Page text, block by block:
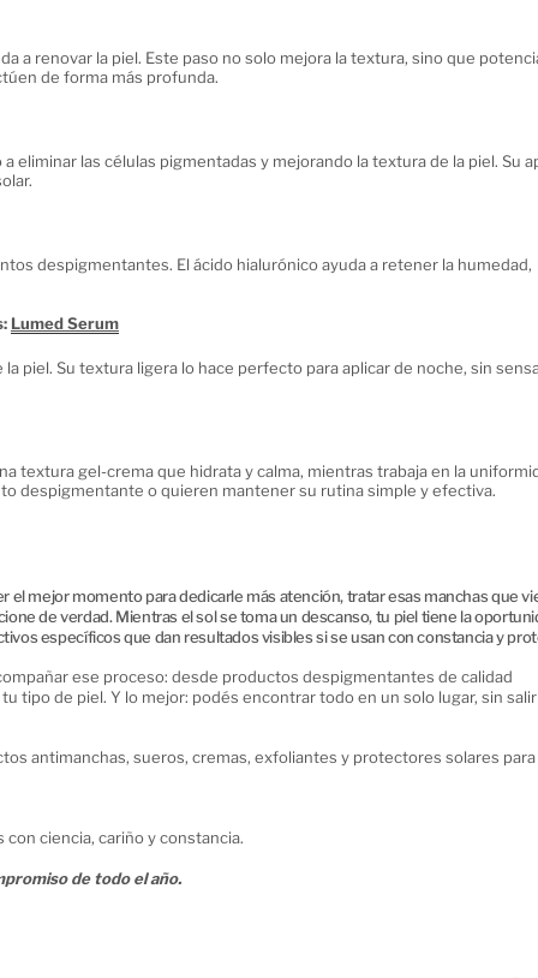
a renovar la piel. Este paso no solo mejora la textura, sino que
de forma más profunda.
eliminar las células pigmentadas y mejorando la textura de la piel. Su
despigmentantes. El ácido hialurónico ayuda a retener la humedad,
Lumed Serum
piel. Su textura ligera lo hace perfecto para aplicar de noche, sin
textura gel-crema que hidrata y calma, mientras trabaja en la
despigmentante o quieren mantener su rutina simple y efectiva.
el mejor momento para dedicarle más atención, tratar esas manchas que
de verdad. Mientras el sol se toma un descanso, tu piel tiene la
específicos que dan resultados visibles si se usan con constancia y
ese proceso: desde productos despigmentantes de calidad
tipo de piel. Y lo mejor: podés encontrar todo en un solo lugar, sin salir
antimanchas, sueros, cremas, exfoliantes y protectores solares para
con ciencia, cariño y constancia.
de todo el año.